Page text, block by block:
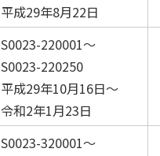
平成29年8月22日
S0023-220001～
S0023-220250
平成29年10月16日～
令和2年1月23日
S0023-320001～